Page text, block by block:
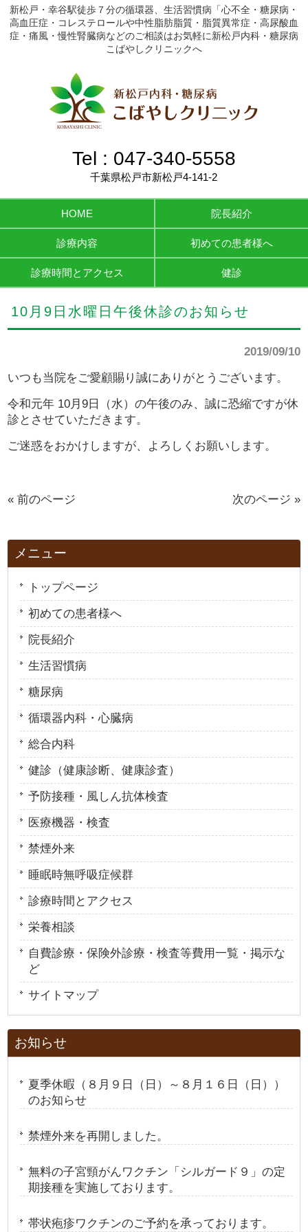
新松戸・幸谷駅徒歩７分の循環器、生活習慣病「心不全・糖尿病・
高血圧症・コレステロールや中性脂肪脂質・脂質異常症・高尿酸血
症・痛風・慢性腎臓病などのご相談はお気軽に新松戸内科・糖尿病
こばやしクリニックへ
Tel : 047-340-5558
千葉県松戸市新松戸4-141-2
HOME 院長紹介
診療内容 初めての患者様へ
診療時間とアクセス 健診
10月9日水曜日午後休診のお知らせ
2019/09/10
いつも当院をご愛顧賜り誠にありがとうございます。
令和元年 10月9日（水）の午後のみ、誠に恐縮ですが休
診とさせていただきます。
ご迷惑をおかけしますが、よろしくお願いします。
« 前のページ 次のページ »
メニュー
トップページ
初めての患者様へ
院長紹介
生活習慣病
糖尿病
循環器内科・心臓病
総合内科
健診（健康診断、健康診査）
予防接種・風しん抗体検査
医療機器・検査
禁煙外来
睡眠時無呼吸症候群
診療時間とアクセス
栄養相談
自費診療・保険外診療・検査等費用一覧・掲示な
ど
サイトマップ
お知らせ
夏季休暇（８月９日（日）～８月１６日（日））
のお知らせ
禁煙外来を再開しました。
無料の子宮頸がんワクチン「シルガード９」の定
期接種を実施しております。
帯状疱疹ワクチンのご予約を承っております。